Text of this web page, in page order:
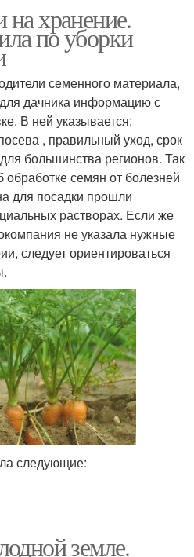
хранение.
по уборки
семенного материала,
дачника информацию с
В ней указывается:
, правильный уход, срок
большинства регионов. Так
обработке семян от болезней
для посадки прошли
растворах. Если же
не указала нужные
следует ориентироваться
следующие:
земле.